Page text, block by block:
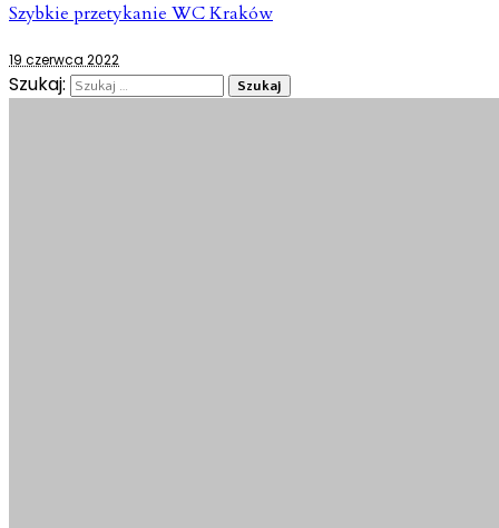
Szybkie przetykanie WC Kraków
19 czerwca 2022
Szukaj: